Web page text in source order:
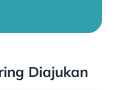
Diajukan